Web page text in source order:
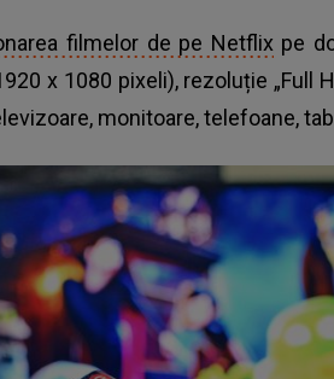
filmelor de pe Netflix pe
x 1080 pixeli), rezoluție „Full
monitoare, telefoane,